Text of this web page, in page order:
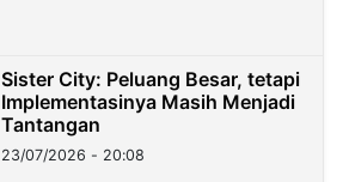
Sister City: Peluang Besar, tetapi
Implementasinya Masih Menjadi
Tantangan
23/07/2026 - 20:08